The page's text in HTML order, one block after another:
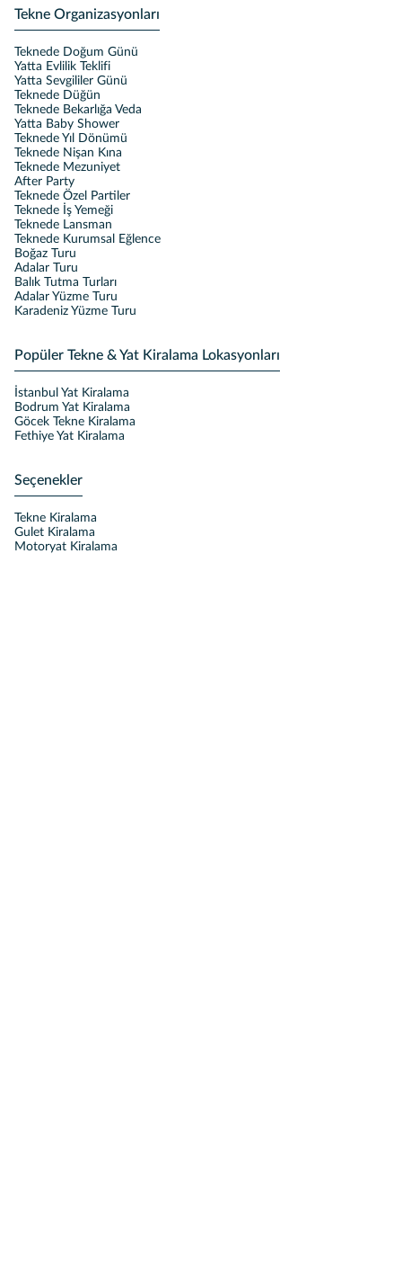
Tekne Organizasyonları
Teknede Doğum Günü
Yatta Evlilik Teklifi
Yatta Sevgililer Günü
Teknede Düğün
Teknede Bekarlığa Veda
Yatta Baby Shower
Teknede Yıl Dönümü
Teknede Nişan Kına
Teknede Mezuniyet
After Party
Teknede Özel Partiler
Teknede İş Yemeği
Teknede Lansman
Teknede Kurumsal Eğlence
Boğaz Turu
Adalar Turu
Balık Tutma Turları
Adalar Yüzme Turu
Karadeniz Yüzme Turu
Popüler Tekne & Yat Kiralama Lokasyonları
İstanbul Yat Kiralama
Bodrum Yat Kiralama
Göcek Tekne Kiralama
Fethiye Yat Kiralama
Seçenekler
Tekne Kiralama
Gulet Kiralama
Motoryat Kiralama